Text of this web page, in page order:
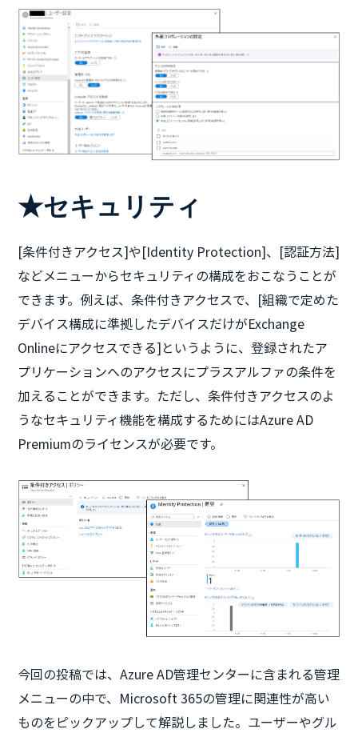
★セキュリティ
[条件付きアクセス]や[Identity Protection]、[認証方法]
などメニューからセキュリティの構成をおこなうことが
できます。例えば、条件付きアクセスで、[組織で定めた
デバイス構成に準拠したデバイスだけがExchange
Onlineにアクセスできる]というように、登録されたア
プリケーションへのアクセスにプラスアルファの条件を
加えることができます。ただし、条件付きアクセスのよ
うなセキュリティ機能を構成するためにはAzure AD
Premiumのライセンスが必要です。
今回の投稿では、Azure AD管理センターに含まれる管理
メニューの中で、Microsoft 365の管理に関連性が高い
ものをピックアップして解説しました。ユーザーやグル